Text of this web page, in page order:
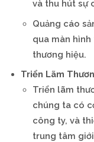
và thu hút sự
Quảng cáo
qua màn
thương hiệu.
Triển Lãm
Triển lãm
chúng ta có
công ty, và
trung tâm